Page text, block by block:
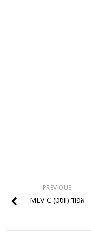
PREVIOUS
אפוד (ווסט) MLV-C